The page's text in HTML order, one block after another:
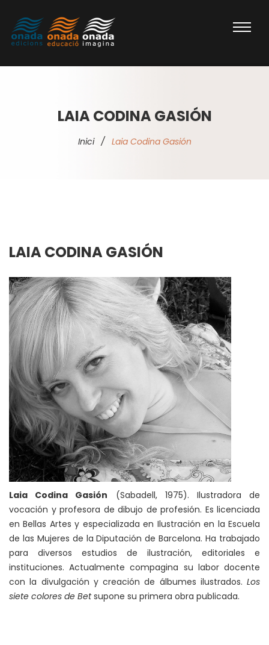
LAIA CODINA GASIÓN
Inici / Laia Codina Gasión
LAIA CODINA GASIÓN
Laia Codina Gasión (Sabadell, 1975). Ilustradora de
vocación y profesora de dibujo de profesión. Es licenciada
en Bellas Artes y especializada en Ilustración en la Escuela
de las Mujeres de la Diputación de Barcelona. Ha trabajado
para diversos estudios de ilustración, editoriales e
instituciones. Actualmente compagina su labor docente
con la divulgación y creación de álbumes ilustrados. Los
siete colores de Betsupone su primera obra publicada.